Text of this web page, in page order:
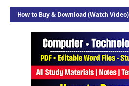
How to Buy & Download (Watch Video)